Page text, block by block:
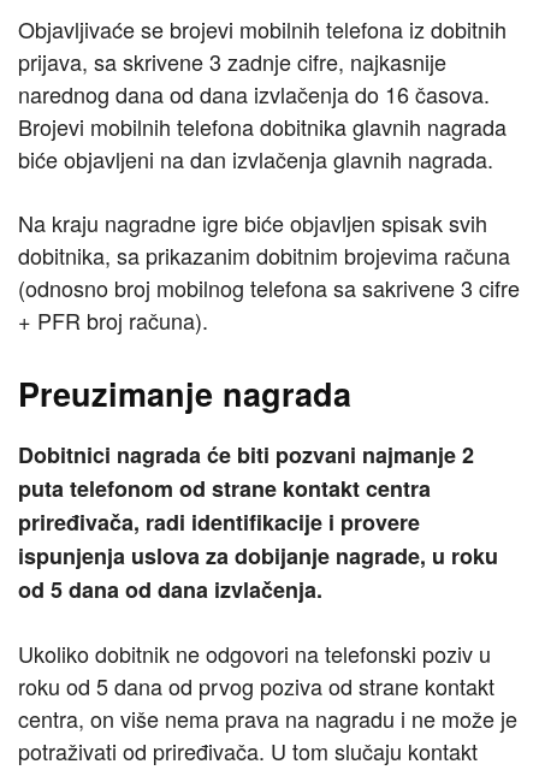
Objavljivaće se brojevi mobilnih telefona iz dobitnih
prijava, sa skrivene 3 zadnje cifre, najkasnije
narednog dana od dana izvlačenja do 16 časova.
Brojevi mobilnih telefona dobitnika glavnih nagrada
biće objavljeni na dan izvlačenja glavnih nagrada.
Na kraju nagradne igre biće objavljen spisak svih
dobitnika, sa prikazanim dobitnim brojevima računa
(odnosno broj mobilnog telefona sa sakrivene 3 cifre
+ PFR broj računa).
Preuzimanje nagrada
Dobitnici nagrada će biti pozvani najmanje 2
puta telefonom od strane kontakt centra
priređivača, radi identifikacije i provere
ispunjenja uslova za dobijanje nagrade, u roku
od 5 dana od dana izvlačenja.
Ukoliko dobitnik ne odgovori na telefonski poziv u
roku od 5 dana od prvog poziva od strane kontakt
centra, on više nema prava na nagradu i ne može je
potraživati od priređivača. U tom slučaju kontakt